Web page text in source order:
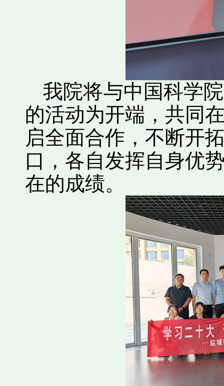
我院将与中国科学
的活动为开端，共同
启全面合作，不断开
口，各自发挥自身优
在的成绩。